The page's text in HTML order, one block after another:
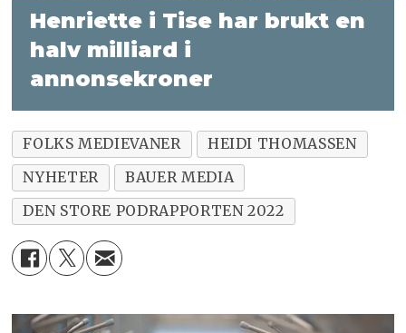
Henriette i Tise har brukt en
halv milliard i
annonsekroner
FOLKS MEDIEVANER
HEIDI THOMASSEN
NYHETER
BAUER MEDIA
DEN STORE PODRAPPORTEN 2022